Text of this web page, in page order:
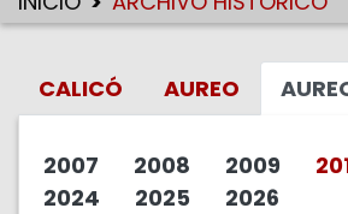
CALICÓ AUREO
2007 2008 2009
2024
2025 2026